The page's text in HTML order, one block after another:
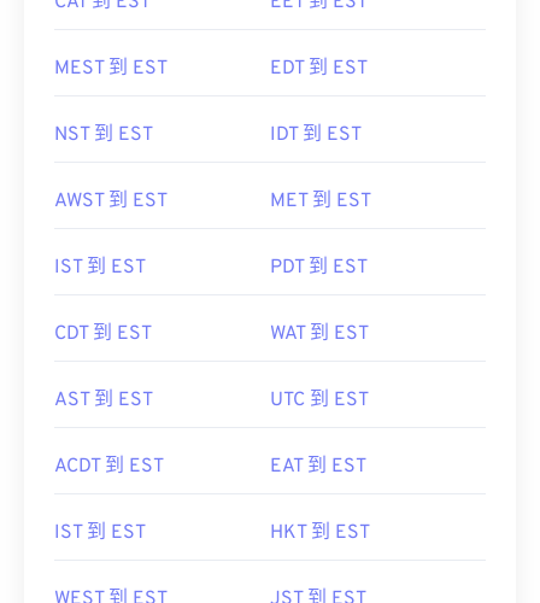
MEST 到 EST EDT 到 EST
NST 到 EST IDT 到 EST
AWST 到 EST MET 到 EST
IST 到 EST PDT 到 EST
CDT 到 EST WAT 到 EST
AST 到 EST UTC 到 EST
ACDT 到 EST EAT 到 EST
IST 到 EST HKT 到 EST